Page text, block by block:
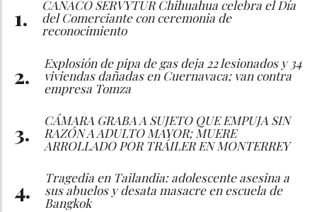
CANACO SERVYTUR Chihuahua celebra el Día
del Comerciante con ceremonia de
reconocimiento
Explosión de pipa de gas deja 22 lesionados y 34
viviendas dañadas en Cuernavaca; van contra
empresa Tomza
CÁMARA GRABA A SUJETO QUE EMPUJA SIN
RAZÓN A ADULTO MAYOR; MUERE
ARROLLADO POR TRÁILER EN MONTERREY
Tragedia en Tailandia: adolescente asesina a
sus abuelos y desata masacre en escuela de
Bangkok